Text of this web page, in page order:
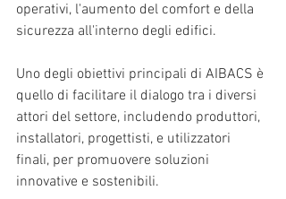
operativi, l'aumento del comfort e della
sicurezza all'interno degli edifici.
Uno degli obiettivi principali di AIBACS è
quello di facilitare il dialogo tra i diversi
attori del settore, includendo produttori,
installatori, progettisti, e utilizzatori
finali, per promuovere soluzioni
innovative e sostenibili.